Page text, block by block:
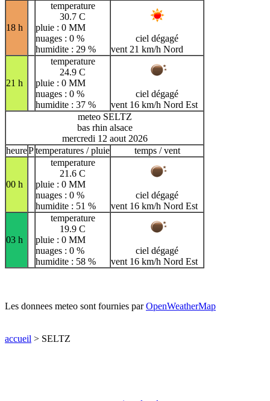
18 h
temperature
30.7 C
pluie : 0 MM
nuages : 0 %
humidite : 29 %
ciel dégagé
vent 21 km/h Nord
21 h
temperature
24.9 C
pluie : 0 MM
nuages : 0 %
humidite : 37 %
ciel dégagé
vent 16 km/h Nord Est
meteo SELTZ
bas rhin alsace
mercredi 12 aout 2026
heurePtemperatures / pluie temps / vent
00 h
temperature
21.6 C
pluie : 0 MM
nuages : 0 %
humidite : 51 %
ciel dégagé
vent 16 km/h Nord Est
03 h
temperature
19.9 C
pluie : 0 MM
nuages : 0 %
humidite : 58 %
ciel dégagé
vent 16 km/h Nord Est
Les donnees meteo sont fournies parOpenWeatherMap
accueil > SELTZ